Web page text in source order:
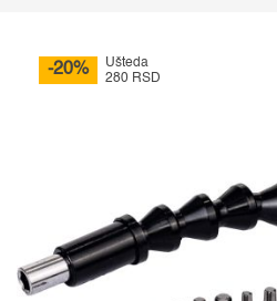
-20%
Ušteda
280 RSD